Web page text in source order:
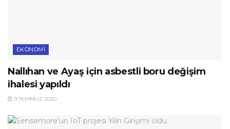
EKONOMI
Nallıhan ve Ayaş için asbestli boru değişim
ihalesi yapıldı
9 TEMMUZ 2020